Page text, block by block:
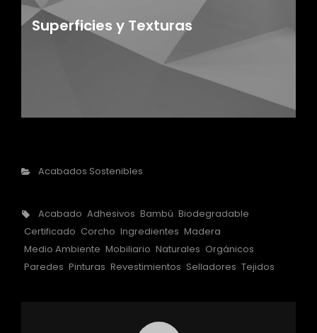
Superficies y Texturas
Categorías
Acabados Sostenibles
Etiquetas,
Acabado Adhesivos Bambú Biodegradable
Certificado Corcho Ingredientes Madera
Medio Ambiente Mobiliario Naturales Orgánicos
Paredes Pinturas Revestimientos Selladores Tejidos